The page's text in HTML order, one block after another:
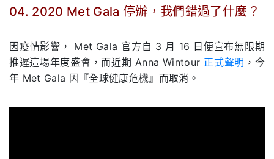
04. 2020 Met Gala 停辦，我們錯過了什麼？
因疫情影響， Met Gala 官方自 3 月 16 日便宣布無限期
推遲這場年度盛會，而近期 Anna Wintour 正式聲明 ，今
年 Met Gala 因『全球健康危機』而取消。